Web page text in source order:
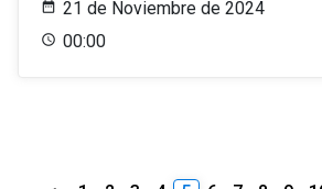
21 de Noviembre de 2024
00:00